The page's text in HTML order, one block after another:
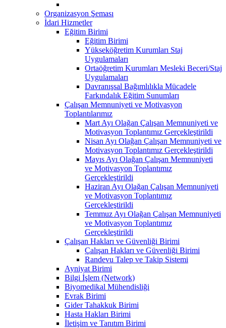
Organizasyon Şeması
İdari Hizmetler
Eğitim Birimi
Eğitim Birimi
Yükseköğretim Kurumları Staj
Uygulamaları
Ortaöğretim Kurumları Mesleki Beceri/Staj
Uygulamaları
Davranışsal Bağımlılıkla Mücadele
Farkındalık Eğitim Sunumları
Çalışan Memnuniyeti ve Motivasyon
Toplantılarımız
Mart Ayı Olağan Çalışan Memnuniyeti ve
Motivasyon Toplantımız Gerçekleştirildi
Nisan Ayı Olağan Çalışan Memnuniyeti ve
Motivasyon Toplantımız Gerçekleştirildi
Mayıs Ayı Olağan Çalışan Memnuniyeti
ve Motivasyon Toplantımız
Gerçekleştirildi
Haziran Ayı Olağan Çalışan Memnuniyeti
ve Motivasyon Toplantımız
Gerçekleştirildi
Temmuz Ayı Olağan Çalışan Memnuniyeti
ve Motivasyon Toplantımız
Gerçekleştirildi
Çalışan Hakları ve Güvenliği Birimi
Çalışan Hakları ve Güvenliği Birimi
Randevu Talep ve Takip Sistemi
Ayniyat Birimi
Bilgi İşlem (Network)
Biyomedikal Mühendisliği
Evrak Birimi
Gider Tahakkuk Birimi
Hasta Hakları Birimi
İletişim ve Tanıtım Birimi